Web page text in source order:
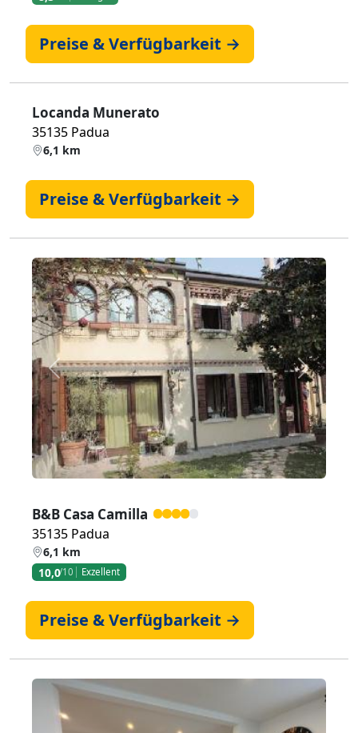
Preise & Verfügbarkeit →
Locanda Munerato
35135 Padua
6,1 km
Preise & Verfügbarkeit →
Zurück Weiter
B&B Casa Camilla
35135 Padua
6,1 km
10,0/10 Exzellent
Preise & Verfügbarkeit →